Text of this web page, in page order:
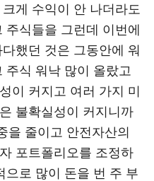
게 수익이 안 나더라도
주식들을 그런데 이번에
했던 것은 그동안에 워
주식 워낙 많이 올랐고
이 커지고 여러 가지 미
불확실성이 커지니까
을 줄이고 안전자산의
포트폴리오를 조정하
으로 많이 돈을 번 주 부